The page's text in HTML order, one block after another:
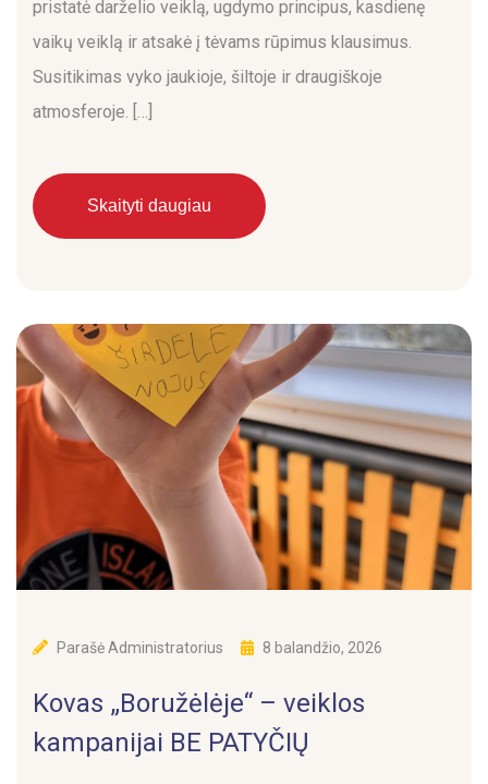
pristatė darželio veiklą, ugdymo principus, kasdienę
vaikų veiklą ir atsakė į tėvams rūpimus klausimus.
Susitikimas vyko jaukioje, šiltoje ir draugiškoje
atmosferoje. […]
Skaityti daugiau
ParašėAdministratorius 8 balandžio, 2026
Kovas „Boružėlėje“ – veiklos
kampanijai BE PATYČIŲ